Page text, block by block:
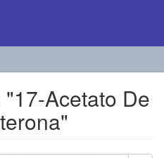
Acetato De